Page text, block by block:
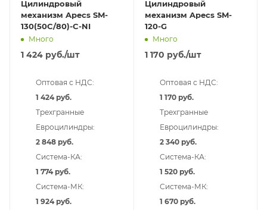
Цилиндровый
механизм Apecs SM-
130(50C/80)-C-NI
Много
1 424 руб./шт
Оптовая с НДС:
1 424 руб.
Трехгранные
Евроцилиндры:
2 848 руб.
Система-КА:
1 774 руб.
Система-МК:
1 924 руб.
Цилиндровый
механизм Apecs SM-
120-G
Много
1 170 руб./шт
Оптовая с НДС:
1 170 руб.
Трехгранные
Евроцилиндры:
2 340 руб.
Система-КА:
1 520 руб.
Система-МК:
1 670 руб.